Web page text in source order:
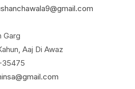
Garg
Aaj Di Awaz
35475